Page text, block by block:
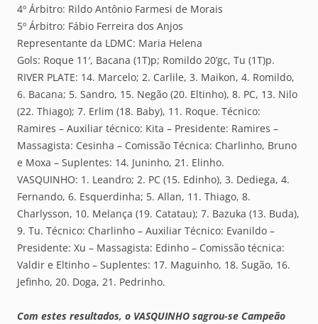
4º Árbitro: Rildo Antônio Farmesi de Morais
5º Árbitro: Fábio Ferreira dos Anjos
Representante da LDMC: Maria Helena
Gols: Roque 11′, Bacana (1T)p; Romildo 20’gc, Tu (1T)p.
RIVER PLATE: 14. Marcelo; 2. Carlile, 3. Maikon, 4. Romildo,
6. Bacana; 5. Sandro, 15. Negão (20. Eltinho), 8. PC, 13. Nilo
(22. Thiago); 7. Erlim (18. Baby), 11. Roque. Técnico:
Ramires – Auxiliar técnico: Kita – Presidente: Ramires –
Massagista: Cesinha – Comissão Técnica: Charlinho, Bruno
e Moxa – Suplentes: 14. Juninho, 21. Elinho.
VASQUINHO: 1. Leandro; 2. PC (15. Edinho), 3. Dediega, 4.
Fernando, 6. Esquerdinha; 5. Allan, 11. Thiago, 8.
Charlysson, 10. Melança (19. Catatau); 7. Bazuka (13. Buda),
9. Tu. Técnico: Charlinho – Auxiliar Técnico: Evanildo –
Presidente: Xu – Massagista: Edinho – Comissão técnica:
Valdir e Eltinho – Suplentes: 17. Maguinho, 18. Sugão, 16.
Jefinho, 20. Doga, 21. Pedrinho.
Com estes resultados, o VASQUINHO sagrou-se Campeão